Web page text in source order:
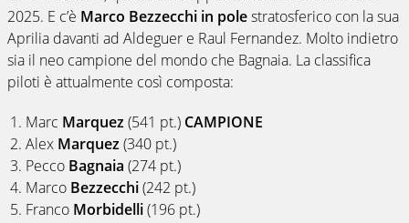
2025. E c’è Marco Bezzecchi in polestratosferico con la sua
Aprilia davanti ad Aldeguer e Raul Fernandez. Molto indietro
sia il neo campione del mondo che Bagnaia. La classifica
piloti è attualmente così composta:
Marc Marquez (541 pt.) CAMPIONE
Alex Marquez (340 pt.)
Pecco Bagnaia (274 pt.)
Marco Bezzecchi(242 pt.)
Franco Morbidelli(196 pt.)